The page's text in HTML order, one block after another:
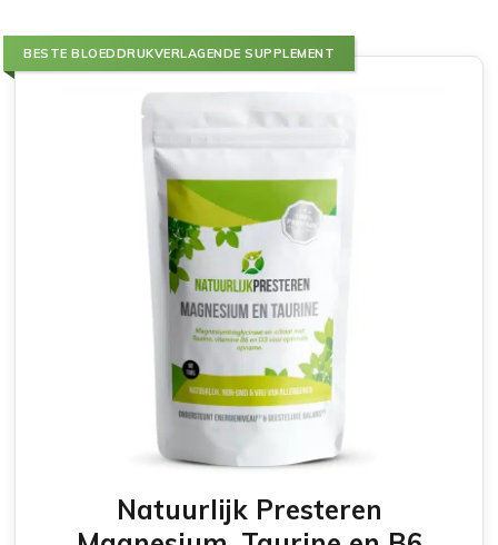
BESTE BLOEDDRUKVERLAGENDE SUPPLEMENT
Natuurlijk Presteren